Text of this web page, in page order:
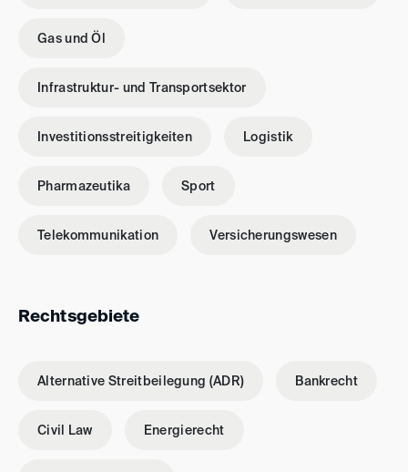
Gas und Öl
Infrastruktur- und Transportsektor
Investitionsstreitigkeiten Logistik
Pharmazeutika Sport
Telekommunikation Versicherungswesen
Rechtsgebiete
Alternative Streitbeilegung (ADR) Bankrecht
Civil Law Energierecht